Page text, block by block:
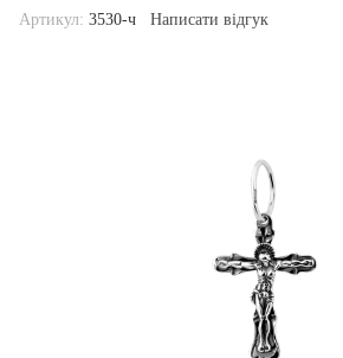
Артикул: 3530-ч Написати відгук